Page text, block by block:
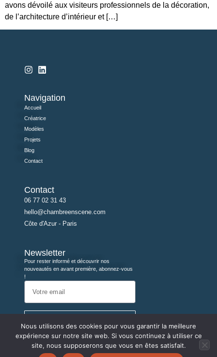
avons dévoilé aux visiteurs professionnels de la décoration,
de l’architecture d’intérieur et […]
Navigation
Accueil
Créatrice
Modèles
Projets
Blog
Contact
Contact
06 77 02 31 43
hello@chambreenscene.com
Côte d'Azur - Paris
Newsletter
Pour rester informé et découvrir nos
nouveautés en avant première, abonnez-vous
!
Nous utilisons des cookies pour vous garantir la meilleure
expérience sur notre site web. Si vous continuez à utiliser ce
site, nous supposerons que vous en êtes satisfait.